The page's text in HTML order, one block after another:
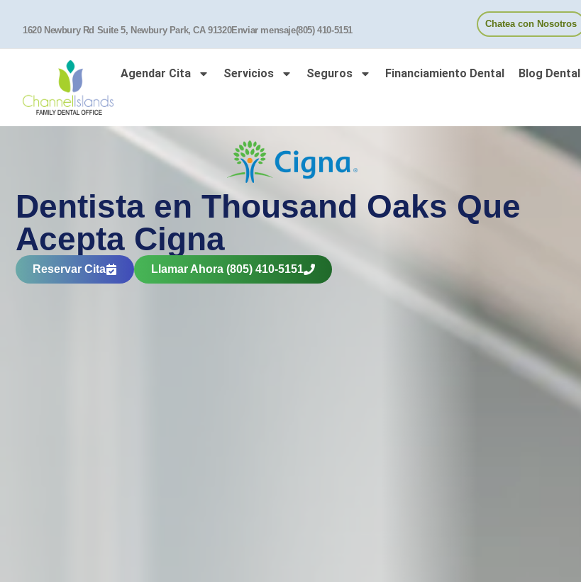
1620 Newbury Rd Suite 5, Newbury Park, CA 91320Enviar mensaje(805) 410-5151
Chatea con Nosotros
Agendar Cita Servicios Seguros Financiamiento Dental Blog Dental
Dentista en Thousand Oaks Que
Acepta Cigna
Reservar Cita Llamar Ahora (805) 410-5151